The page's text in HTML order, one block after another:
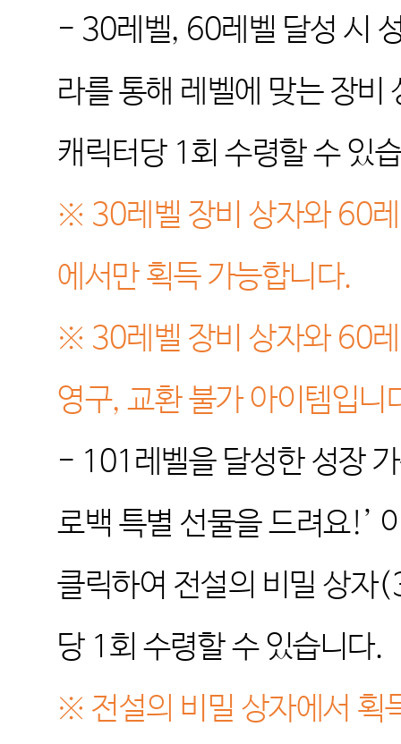
- 30레벨, 60레벨 달성 시
라를 통해 레벨에 맞는 장비
캐릭터당1 회 수령할 수 있
※ 30레벨 장비 상자와60
에서만 획득 가능합니다.
※ 30레벨 장비 상자와60
영구,교환 불가 아이템입니
- 101 레벨을 달성한 성장
로백 특별 선물을 드려요!’
클릭하여 전설의 비밀 상자
당1 회 수령할 수 있습니다.
※ 전설의 비밀 상자에서 획